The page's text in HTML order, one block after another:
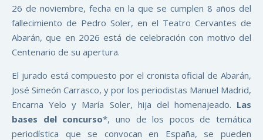
26 de noviembre, fecha en la que se cumplen 8 años del
fallecimiento de Pedro Soler, en el Teatro Cervantes de
Abarán, que en 2026 está de celebración con motivo del
Centenario de su apertura.
El jurado está compuesto por el cronista oficial de Abarán,
José Simeón Carrasco, y por los periodistas Manuel Madrid,
Encarna Yelo y María Soler, hija del homenajeado. Las
bases del concurso*, uno de los pocos de temática
periodística que se convocan en España, se pueden